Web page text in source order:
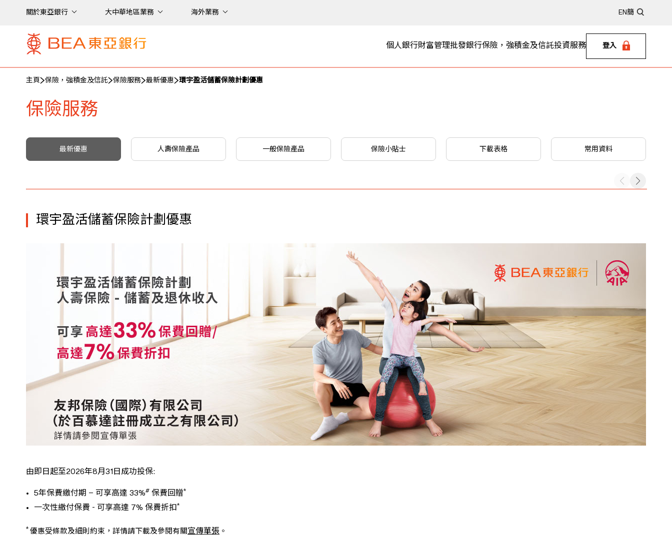
關於東亞銀行 大中華地區業務 海外業務 EN 簡
個人銀行財富管理批發銀行保險，強積金及信託投資服務 登入
主頁 保險，強積金及信託 保險服務 最新優惠 環宇盈活儲蓄保險計劃優惠
保險服務
最新優惠 人壽保險產品 一般保險產品 保險小貼士 下載表格 常用資料
環宇盈活儲蓄保險計劃優惠
由即日起至2026年8月31日成功投保:
5年保費繳付期 – 可享高達 33%# 保費回贈*
一次性繳付保費 - 可享高達 7% 保費折扣 *
* 優惠受條款及細則約束，詳情請下載及參閱有關宣傳單張 。